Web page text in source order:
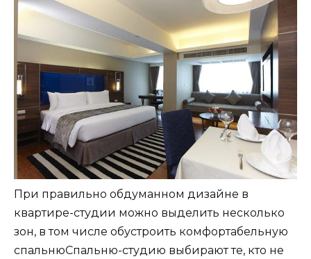
При правильно обдуманном дизайне в
квартире-студии можно выделить несколько
зон, в том числе обустроить комфортабельную
спальнюСпальню-студию выбирают те, кто не